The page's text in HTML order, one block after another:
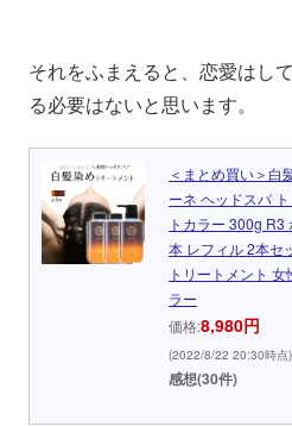
それをふまえると、恋愛はし
る必要はないと思います。
＜まとめ買い＞白
ーネ ヘッドスパ
トカラー 300g R3
本 レフィル 2本セ
トリートメント 女
ラー
価格:8,980円
(2022/8/22 20:30時点)
感想(30件)